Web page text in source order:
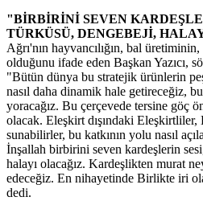
"BİRBİRİNİ SEVEN
TÜRKÜSÜ, DENGEBEJİ,
Ağrı'nın hayvancılığın, bal üretiminin,
olduğunu ifade eden Başkan Yazıcı,
"Bütün dünya bu stratejik ürünlerin
nasıl daha dinamik hale getireceğiz,
yoracağız. Bu çerçevede tersine göç
olacak. Eleşkirt dışındaki Eleşkirtliler,
sunabilirler, bu katkının yolu nasıl
İnşallah birbirini seven kardeşlerin
halayı olacağız. Kardeşlikten murat
edeceğiz. En nihayetinde Birlikte iri
dedi.